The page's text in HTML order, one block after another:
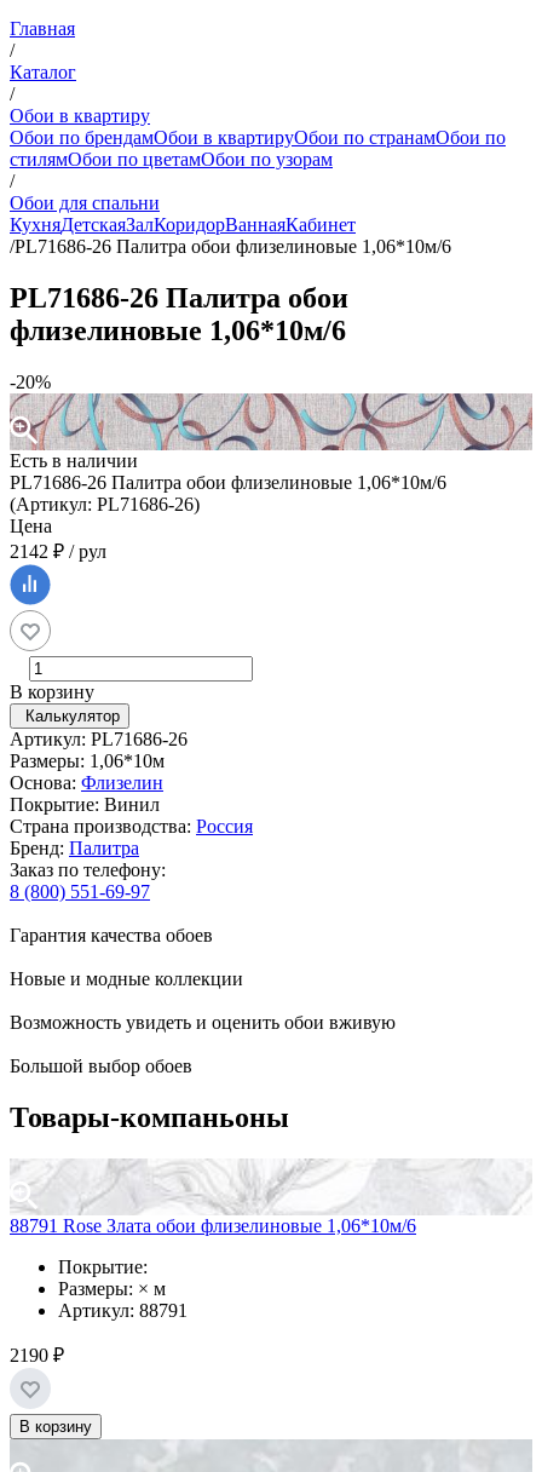
Главная
/
Каталог
/
Обои в квартиру
Обои по брендамОбои в квартируОбои по странамОбои по
стилямОбои по цветамОбои по узорам
/
Обои для спальни
КухняДетскаяЗалКоридорВаннаяКабинет
/PL71686-26 Палитра обои флизелиновые 1,06*10м/6
PL71686-26 Палитра обои
флизелиновые 1,06*10м/6
-20%
Есть в наличии
PL71686-26 Палитра обои флизелиновые 1,06*10м/6
(Артикул: PL71686-26)
Цена
2142 ₽ / рул
В корзину
Калькулятор
Артикул: PL71686-26
Размеры: 1,06*10м
Основа: Флизелин
Покрытие: Винил
Страна производства: Россия
Бренд: Палитра
Заказ по телефону:
8 (800) 551-69-97
Гарантия качества обоев
Новые и модные коллекции
Возможность увидеть и оценить обои вживую
Большой выбор обоев
Товары-компаньоны
88791 Rose Злата обои флизелиновые 1,06*10м/6
Покрытие:
Размеры: × м
Артикул: 88791
2190 ₽
В корзину